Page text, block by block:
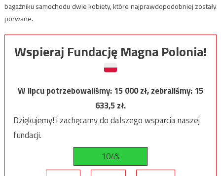
bagażniku samochodu dwie kobiety, które najprawdopodobniej zostały
porwane.
Wspieraj Fundację Magna Polonia!
W lipcu potrzebowaliśmy:15 000zł, zebraliśmy:15
633,5zł.
Dziękujemy! i zachęcamy do dalszego wsparcia naszej
fundacji.
104%